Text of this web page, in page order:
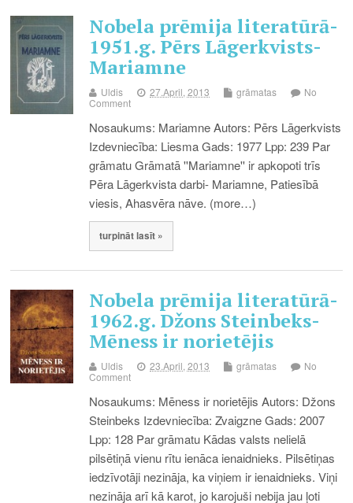
Nobela prēmija literatūrā-
1951.g. Pērs Lāgerkvists-
Mariamne
Uldis 27.April, 2013 grāmatas
No
Comment
Nosaukums: Mariamne Autors: Pērs Lāgerkvists
Izdevniecība: Liesma Gads: 1977 Lpp: 239 Par
grāmatu Grāmatā ''Mariamne'' ir apkopoti trīs
Pēra Lāgerkvista darbi- Mariamne, Patiesībā
viesis, Ahasvēra nāve. (more…)
turpināt lasīt »
Nobela prēmija literatūrā-
1962.g. Džons Steinbeks-
Mēness ir norietējis
Uldis 23.April, 2013 grāmatas
No
Comment
Nosaukums: Mēness ir norietējis Autors: Džons
Steinbeks Izdevniecība: Zvaigzne Gads: 2007
Lpp: 128 Par grāmatu Kādas valsts nelielā
pilsētiņā vienu rītu ienāca ienaidnieks. Pilsētiņas
iedzīvotāji nezināja, ka viņiem ir ienaidnieks. Viņi
nezināja arī kā karot, jo karojuši nebija jau ļoti